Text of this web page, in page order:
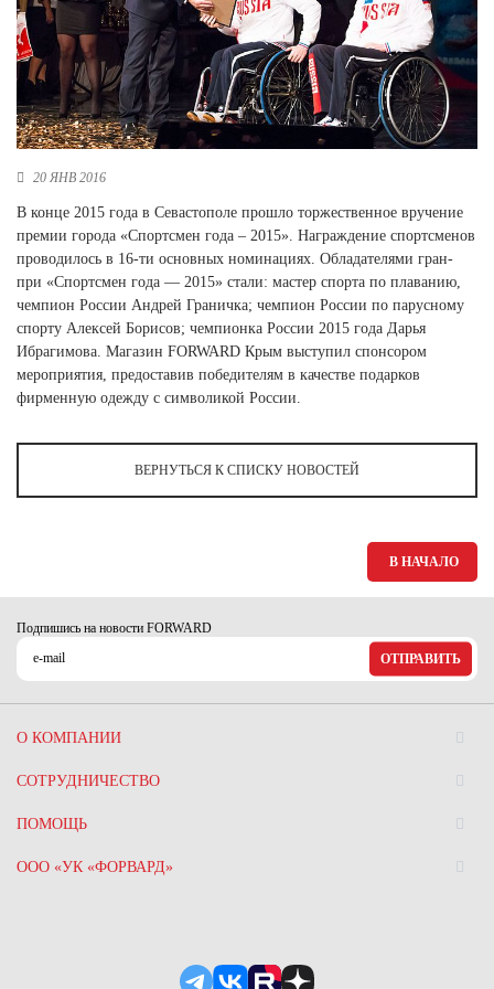
Новосибирская область (3)
Омская область (5)
Республика Башкортостан (3)
Республика Крым (1)
Республика Татарстан (2)
Ростовская область (2)
Самарская область (1)
Санкт-Петербург и ЛО (3)
Саратовская область (1)
Свердловская область (5)
Северная Осетия (2)
Смоленская область (1)
Ставропольский край (5)
Ханты-Мансийский автономный округ (3)
20 ЯНВ 2016
В конце 2015 года в Севастополе прошло торжественное вручение
премии города «Спортсмен года – 2015». Награждение спортсменов
проводилось в 16-ти основных номинациях. Обладателями гран-
при «Спортсмен года — 2015» стали: мастер спорта по плаванию,
чемпион России Андрей Граничка; чемпион России по парусному
спорту Алексей Борисов; чемпионка России 2015 года Дарья
Ибрагимова. Магазин FORWARD Крым выступил спонсором
мероприятия, предоставив победителям в качестве подарков
фирменную одежду с символикой России.
ВЕРНУТЬСЯ К СПИСКУ НОВОСТЕЙ
В НАЧАЛО
Подпишись на новости FORWARD
ОТПРАВИТЬ
О КОМПАНИИ
СОТРУДНИЧЕСТВО
ПОМОЩЬ
ООО «УК «ФОРВАРД»